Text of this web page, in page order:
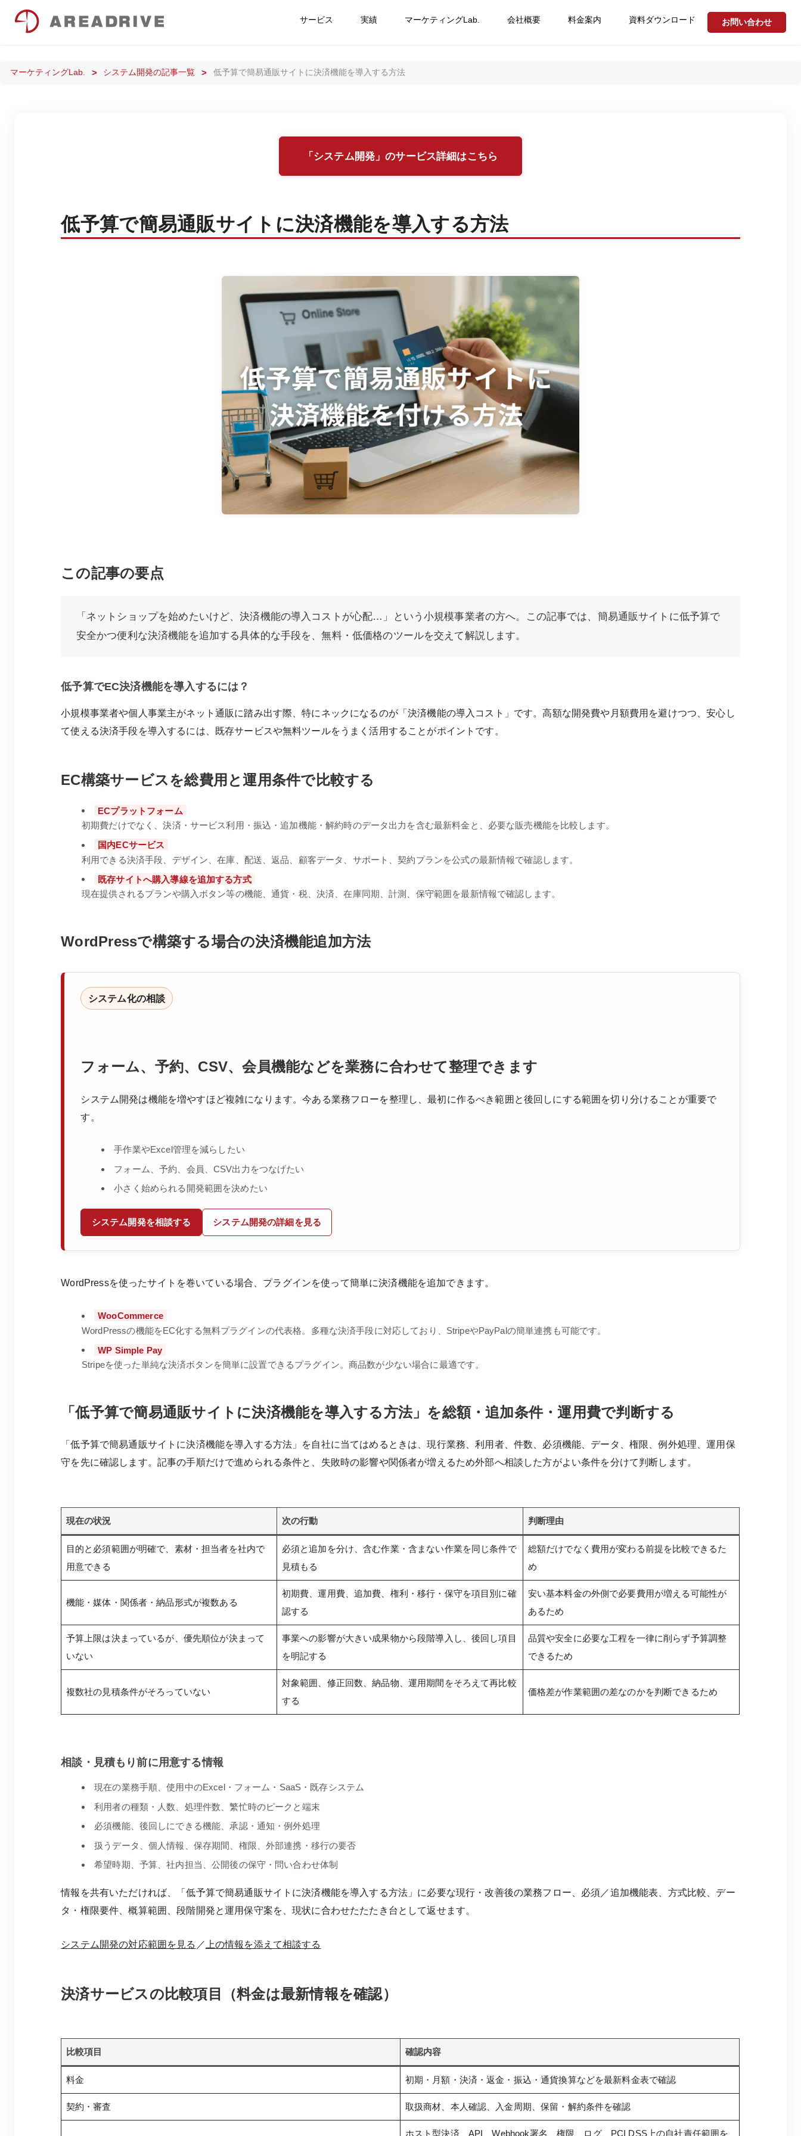
サービス 実績 マーケティングLab. 会社概要 料金案内 資料ダウンロード お問い合わせ
マーケティングLab. システム開発の記事一覧 低予算で簡易通販サイトに決済機能を導入する方法
「システム開発」のサービス詳細はこちら
低予算で簡易通販サイトに決済機能を導入する方法
この記事の要点
「ネットショップを始めたいけど、決済機能の導入コストが心配…」という小規模事業者の方へ。この記事では、簡易通販サイトに低予算で
安全かつ便利な決済機能を追加する具体的な手段を、無料・低価格のツールを交えて解説します。
低予算でEC決済機能を導入するには？
小規模事業者や個人事業主がネット通販に踏み出す際、特にネックになるのが「決済機能の導入コスト」です。高額な開発費や月額費用を避けつつ、安心し
て使える決済手段を導入するには、既存サービスや無料ツールをうまく活用することがポイントです。
EC構築サービスを総費用と運用条件で比較する
ECプラットフォーム
初期費だけでなく、決済・サービス利用・振込・追加機能・解約時のデータ出力を含む最新料金と、必要な販売機能を比較します。
国内ECサービス
利用できる決済手段、デザイン、在庫、配送、返品、顧客データ、サポート、契約プランを公式の最新情報で確認します。
既存サイトへ購入導線を追加する方式
現在提供されるプランや購入ボタン等の機能、通貨・税、決済、在庫同期、計測、保守範囲を最新情報で確認します。
WordPressで構築する場合の決済機能追加方法
システム化の相談
フォーム、予約、CSV、会員機能などを業務に合わせて整理できます
システム開発は機能を増やすほど複雑になります。今ある業務フローを整理し、最初に作るべき範囲と後回しにする範囲を切り分けることが重要で
す。
手作業やExcel管理を減らしたい
フォーム、予約、会員、CSV出力をつなげたい
小さく始められる開発範囲を決めたい
システム開発を相談する システム開発の詳細を見る
WordPressを使ったサイトを巻いている場合、プラグインを使って簡単に決済機能を追加できます。
WooCommerce
WordPressの機能をEC化する無料プラグインの代表格。多種な決済手段に対応しており、StripeやPayPalの簡単連携も可能です。
WP Simple Pay
Stripeを使った単純な決済ボタンを簡単に設置できるプラグイン。商品数が少ない場合に最適です。
「低予算で簡易通販サイトに決済機能を導入する方法」を総額・追加条件・運用費で判断する
「低予算で簡易通販サイトに決済機能を導入する方法」を自社に当てはめるときは、現行業務、利用者、件数、必須機能、データ、権限、例外処理、運用保
守を先に確認します。記事の手順だけで進められる条件と、失敗時の影響や関係者が増えるため外部へ相談した方がよい条件を分けて判断します。
現在の状況 次の行動 判断理由
目的と必須範囲が明確で、素材・担当者を社内で
用意できる
必須と追加を分け、含む作業・含まない作業を同じ条件で
見積もる
総額だけでなく費用が変わる前提を比較できるた
め
機能・媒体・関係者・納品形式が複数ある
初期費、運用費、追加費、権利・移行・保守を項目別に確
認する
安い基本料金の外側で必要費用が増える可能性が
あるため
予算上限は決まっているが、優先順位が決まって
いない
事業への影響が大きい成果物から段階導入し、後回し項目
を明記する
品質や安全に必要な工程を一律に削らず予算調整
できるため
複数社の見積条件がそろっていない
対象範囲、修正回数、納品物、運用期間をそろえて再比較
する
価格差が作業範囲の差なのかを判断できるため
相談・見積もり前に用意する情報
現在の業務手順、使用中のExcel・フォーム・SaaS・既存システム
利用者の種類・人数、処理件数、繁忙時のピークと端末
必須機能、後回しにできる機能、承認・通知・例外処理
扱うデータ、個人情報、保存期間、権限、外部連携・移行の要否
希望時期、予算、社内担当、公開後の保守・問い合わせ体制
情報を共有いただければ、「低予算で簡易通販サイトに決済機能を導入する方法」に必要な現行・改善後の業務フロー、必須／追加機能表、方式比較、デー
タ・権限要件、概算範囲、段階開発と運用保守案を、現状に合わせたたたき台として返せます。
システム開発の対応範囲を見る ／ 上の情報を添えて相談する
決済サービスの比較項目（料金は最新情報を確認）
比較項目 確認内容
料金 初期・月額・決済・返金・振込・通貨換算などを最新料金表で確認
契約・審査 取扱商材、本人確認、入金周期、保留・解約条件を確認
ホスト型決済、API、Webhook署名、権限、ログ、PCI DSS上の自社責任範囲を